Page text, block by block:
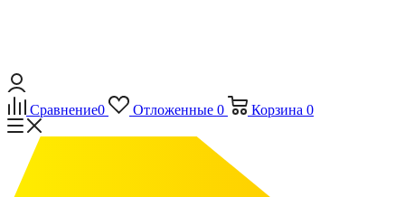
Сравнение0 Отложенные 0 Корзина 0